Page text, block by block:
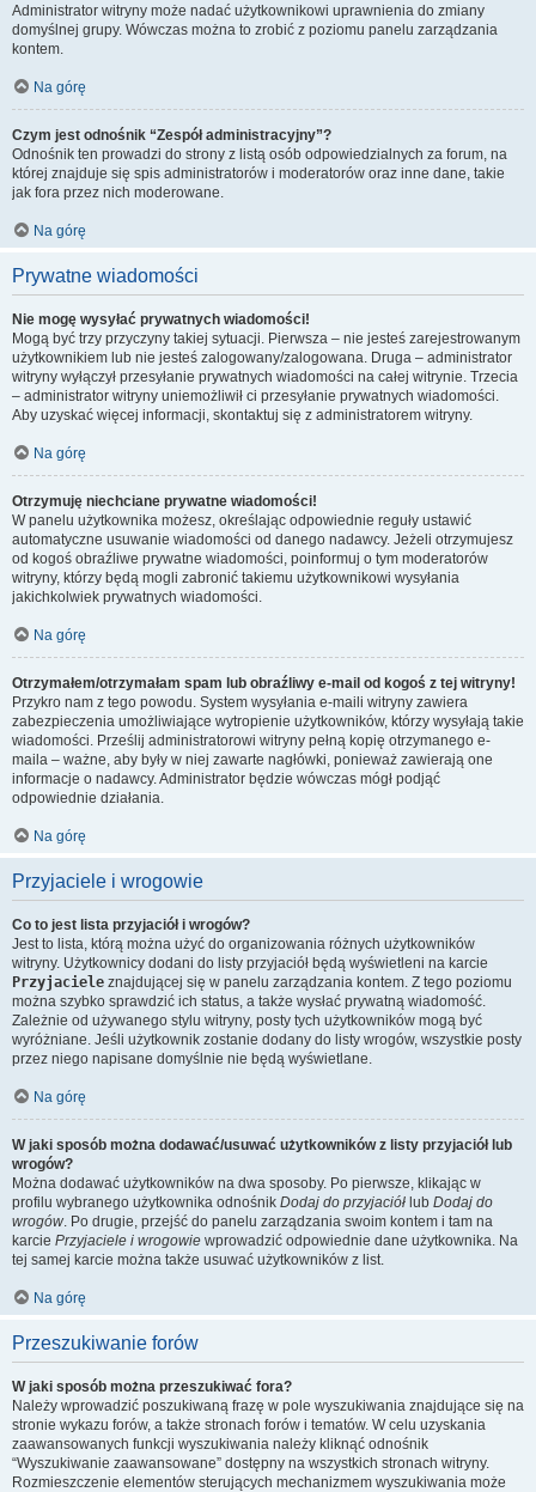
Administrator witryny może nadać użytkownikowi uprawnienia do zmiany
domyślnej grupy. Wówczas można to zrobić z poziomu panelu zarządzania
kontem.
Na górę
Czym jest odnośnik “Zespół administracyjny”?
Odnośnik ten prowadzi do strony z listą osób odpowiedzialnych za forum, na
której znajduje się spis administratorów i moderatorów oraz inne dane, takie
jak fora przez nich moderowane.
Na górę
Prywatne wiadomości
Nie mogę wysyłać prywatnych wiadomości!
Mogą być trzy przyczyny takiej sytuacji. Pierwsza – nie jesteś zarejestrowanym
użytkownikiem lub nie jesteś zalogowany/zalogowana. Druga – administrator
witryny wyłączył przesyłanie prywatnych wiadomości na całej witrynie. Trzecia
– administrator witryny uniemożliwił ci przesyłanie prywatnych wiadomości.
Aby uzyskać więcej informacji, skontaktuj się z administratorem witryny.
Na górę
Otrzymuję niechciane prywatne wiadomości!
W panelu użytkownika możesz, określając odpowiednie reguły ustawić
automatyczne usuwanie wiadomości od danego nadawcy. Jeżeli otrzymujesz
od kogoś obraźliwe prywatne wiadomości, poinformuj o tym moderatorów
witryny, którzy będą mogli zabronić takiemu użytkownikowi wysyłania
jakichkolwiek prywatnych wiadomości.
Na górę
Otrzymałem/otrzymałam spam lub obraźliwy e-mail od kogoś z tej witryny!
Przykro nam z tego powodu. System wysyłania e-maili witryny zawiera
zabezpieczenia umożliwiające wytropienie użytkowników, którzy wysyłają takie
wiadomości. Prześlij administratorowi witryny pełną kopię otrzymanego e-
maila – ważne, aby były w niej zawarte nagłówki, ponieważ zawierają one
informacje o nadawcy. Administrator będzie wówczas mógł podjąć
odpowiednie działania.
Na górę
Przyjaciele i wrogowie
Co to jest lista przyjaciół i wrogów?
Jest to lista, którą można użyć do organizowania różnych użytkowników
witryny. Użytkownicy dodani do listy przyjaciół będą wyświetleni na karcie
Przyjaciele znajdującej się w panelu zarządzania kontem. Z tego poziomu
można szybko sprawdzić ich status, a także wysłać prywatną wiadomość.
Zależnie od używanego stylu witryny, posty tych użytkowników mogą być
wyróżniane. Jeśli użytkownik zostanie dodany do listy wrogów, wszystkie posty
przez niego napisane domyślnie nie będą wyświetlane.
Na górę
W jaki sposób można dodawać/usuwać użytkowników z listy przyjaciół lub
wrogów?
Można dodawać użytkowników na dwa sposoby. Po pierwsze, klikając w
profilu wybranego użytkownika odnośnik Dodaj do przyjaciół lub Dodaj do
wrogów. Po drugie, przejść do panelu zarządzania swoim kontem i tam na
karcie Przyjaciele i wrogowie wprowadzić odpowiednie dane użytkownika. Na
tej samej karcie można także usuwać użytkowników z list.
Na górę
Przeszukiwanie forów
W jaki sposób można przeszukiwać fora?
Należy wprowadzić poszukiwaną frazę w pole wyszukiwania znajdujące się na
stronie wykazu forów, a także stronach forów i tematów. W celu uzyskania
zaawansowanych funkcji wyszukiwania należy kliknąć odnośnik
“Wyszukiwanie zaawansowane” dostępny na wszystkich stronach witryny.
Rozmieszczenie elementów sterujących mechanizmem wyszukiwania może